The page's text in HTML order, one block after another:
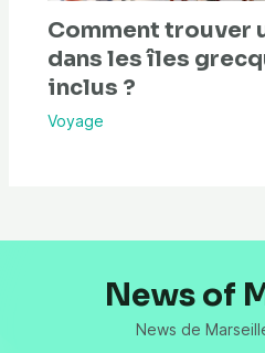
Comment trouver
dans les îles
inclus ?
Voyage
News of
News de